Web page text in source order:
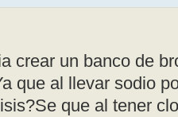
crear un banco de
que al llevar sodio
que al tener